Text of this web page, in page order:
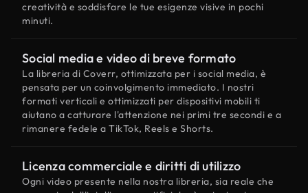
creatività e soddisfare le tue esigenze visive in pochi
minuti.
Social media e video di breve formato
La libreria di Coverr, ottimizzata per i social media, è
pensata per un coinvolgimento immediato. I nostri
formati verticali e ottimizzati per dispositivi mobili ti
aiutano a catturare l'attenzione nei primi tre secondi e a
rimanere fedele a TikTok, Reels e Shorts.
Licenza commerciale e diritti di utilizzo
Ogni video presente nella nostra libreria, sia reale che